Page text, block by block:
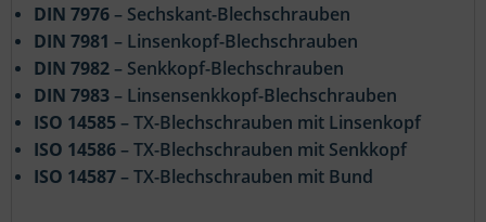
DIN 7976– Sechskant-Blechschrauben
DIN 7981 – Linsenkopf-Blechschrauben
DIN 7982– Senkkopf-Blechschrauben
DIN 7983– Linsensenkkopf-Blechschrauben
ISO 14585– TX-Blechschrauben mit Linsenkopf
ISO 14586– TX-Blechschrauben mit Senkkopf
ISO 14587– TX-Blechschrauben mit Bund